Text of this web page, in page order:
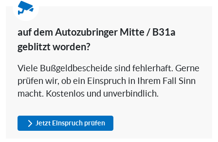
auf dem Autozubringer Mitte / B31a
geblitzt worden?
Viele Bußgeldbescheide sind fehlerhaft. Gerne
prüfen wir, ob ein Einspruch in Ihrem Fall Sinn
macht. Kostenlos und unverbindlich.
Jetzt Einspruch prüfen